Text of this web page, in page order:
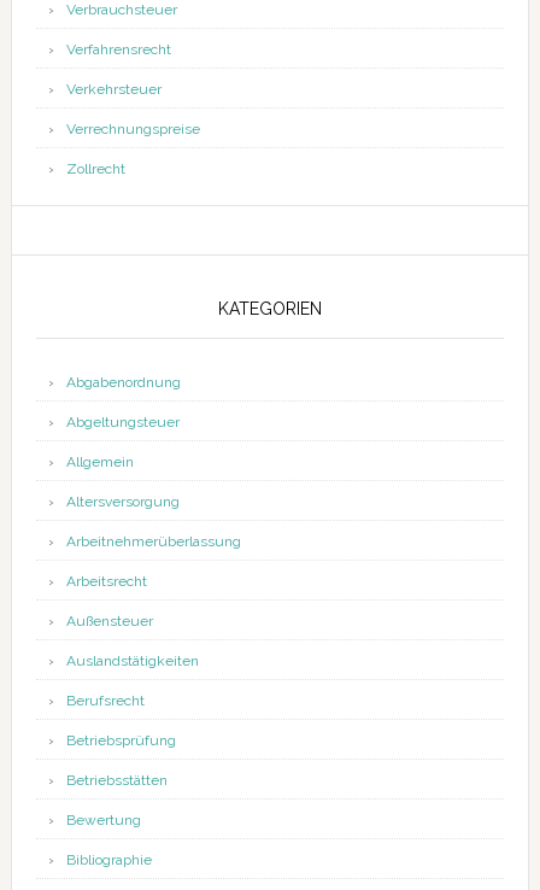
Verbrauchsteuer
Verfahrensrecht
Verkehrsteuer
Verrechnungspreise
Zollrecht
KATEGORIEN
Abgabenordnung
Abgeltungsteuer
Allgemein
Altersversorgung
Arbeitnehmerüberlassung
Arbeitsrecht
Außensteuer
Auslandstätigkeiten
Berufsrecht
Betriebsprüfung
Betriebsstätten
Bewertung
Bibliographie